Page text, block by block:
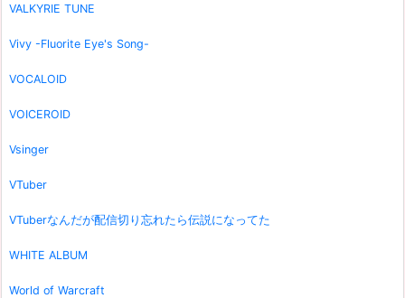
VALKYRIE TUNE
Vivy -Fluorite Eye's Song-
VOCALOID
VOICEROID
Vsinger
VTuber
VTuberなんだが配信切り忘れたら伝説になってた
WHITE ALBUM
World of Warcraft